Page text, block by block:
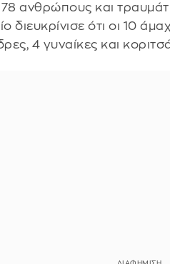
ανθρώπους και
διευκρίνισε ότι οι 10
4 γυναίκες και